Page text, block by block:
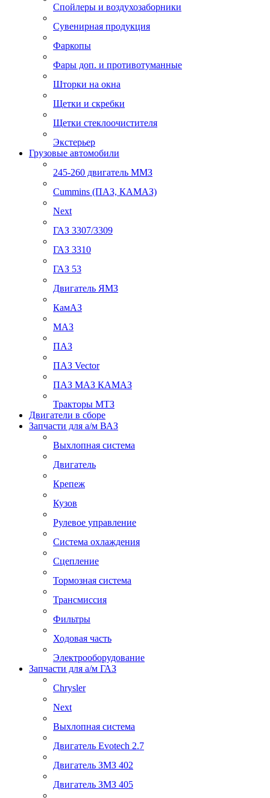
Спойлеры и воздухозаборники
Сувенирная продукция
Фаркопы
Фары доп. и противотуманные
Шторки на окна
Щетки и скребки
Щетки стеклоочистителя
Экстерьер
Грузовые автомобили
245-260 двигатель ММЗ
Cummins (ПАЗ, КАМАЗ)
Next
ГАЗ 3307/3309
ГАЗ 3310
ГАЗ 53
Двигатель ЯМЗ
КамАЗ
МАЗ
ПАЗ
ПАЗ Vector
ПАЗ МАЗ КАМАЗ
Тракторы МТЗ
Двигатели в сборе
Запчасти для а/м ВАЗ
Выхлопная система
Двигатель
Крепеж
Кузов
Рулевое управление
Система охлаждения
Сцепление
Тормозная система
Трансмиссия
Фильтры
Ходовая часть
Электрооборудование
Запчасти для а/м ГАЗ
Chrysler
Next
Выхлопная система
Двигатель Evotech 2.7
Двигатель ЗМЗ 402
Двигатель ЗМЗ 405